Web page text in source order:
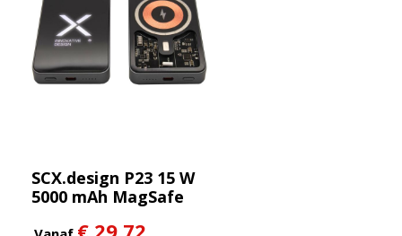
SCX.design P23 15 W
5000 mAh MagSafe